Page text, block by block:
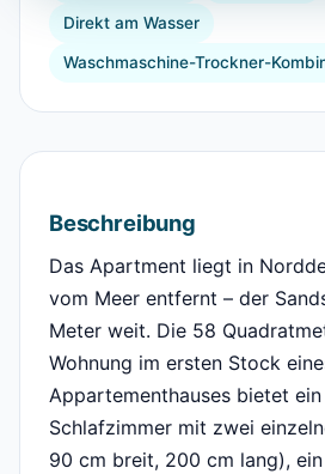
Direkt am Wasser
Waschmaschine-Trockner-
Beschreibung
Das Apartment liegt in
vom Meer entfernt – der
Meter weit. Die 58
Wohnung im ersten Stock
Appartementhauses bietet
Schlafzimmer mit zwei
90 cm breit, 200 cm lang),